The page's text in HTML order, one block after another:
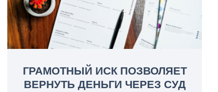
ГРАМОТНЫЙ ИСК ПОЗВОЛЯЕТ
ВЕРНУТЬ ДЕНЬГИ ЧЕРЕЗ СУД